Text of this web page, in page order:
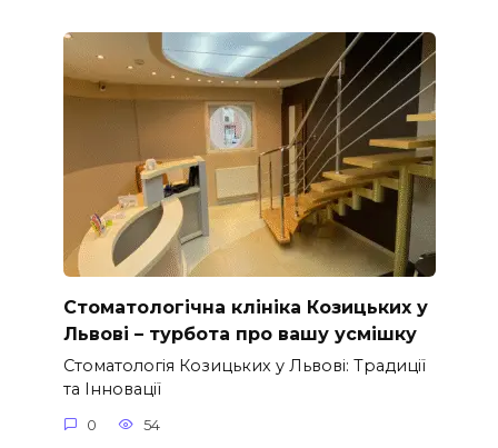
Стоматологічна клініка Козицьких у
Львові – турбота про вашу усмішку
Стоматологія Козицьких у Львові: Традиції
та Інновації
0 54